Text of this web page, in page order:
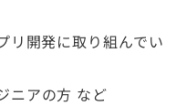
リ開発に取り組んでい
ニアの方 など